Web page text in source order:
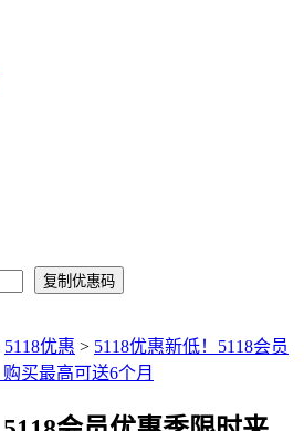
5118优惠 > 5118优惠新低！5118会员
买最高可送6个月